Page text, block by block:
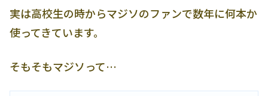
実は高校生の時からマジソのファンで数年に何本か
使ってきています。
そもそもマジソって…